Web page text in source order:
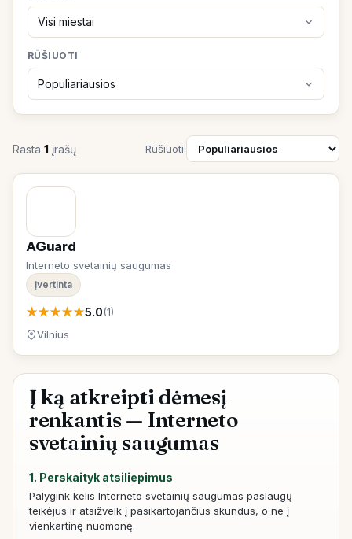
Rasta 1 įrašų Rūšiuoti:
AGuard
Interneto svetainių saugumas
Įvertinta
★★★★★5.0(1)
Vilnius
RŪŠIUOTI
Į ką atkreipti dėmesį
renkantis — Interneto
svetainių saugumas
1. Perskaityk atsiliepimus
Palygink kelis Interneto svetainių saugumas paslaugų
teikėjus ir atsižvelk į pasikartojančius skundus, o ne į
vienkartinę nuomonę.